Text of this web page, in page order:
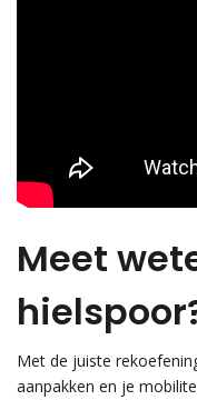
Meet
Met de juiste
aanpakken en je